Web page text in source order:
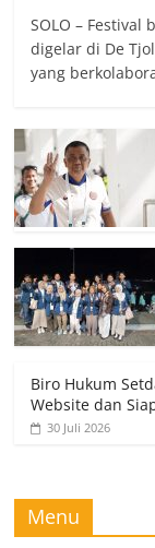
SOLO – Festival
digelar di De
yang
Biro Hukum
Website dan
30 Juli 2026
Menu